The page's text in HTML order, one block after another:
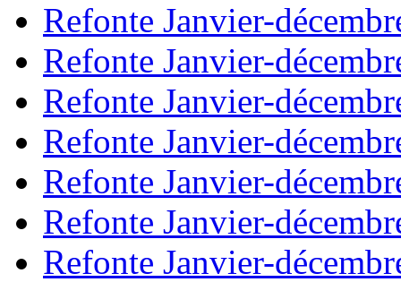
Refonte Janvier-
Refonte Janvier-
Refonte Janvier-
Refonte Janvier-
Refonte Janvier-
Refonte Janvier-
Refonte Janvier-